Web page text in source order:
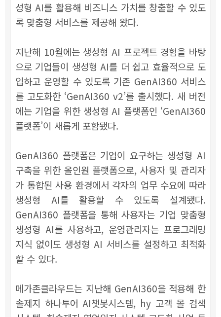
성형 AI를 활용해 비즈니스 가치를 창출할 수 있도
록 맞춤형 서비스를 제공해 왔다.
지난해 10월에는 생성형 AI 프로젝트 경험을 바탕
으로 기업들이 생성형 AI를 더 쉽고 효율적으로 도
입하고 운영할 수 있도록 기존 GenAI360 서비스
를 고도화한 ‘GenAI360 v2’를 출시했다. 새 버전
에는 기업을 위한 생성형 AI 플랫폼인 ‘GenAI360
플랫폼’이 새롭게 포함됐다.
GenAI360 플랫폼은 기업이 요구하는 생성형 AI
구축을 위한 올인원 플랫폼으로, 사용자 및 관리자
가 통합된 사용 환경에서 각자의 업무 수요에 따라
생성형 AI를 활용할 수 있도록 설계됐다.
GenAI360 플랫폼을 통해 사용자는 기업 맞춤형
생성형 AI를 사용하고, 운영관리자는 프로그래밍
지식 없이도 생성형 AI 서비스를 설정하고 최적화
할 수 있다.
메가존클라우드는 지난해 GenAI360을 적용해 한
솔제지 하나투어 AI챗봇시스템, hy 고객 몰 검색